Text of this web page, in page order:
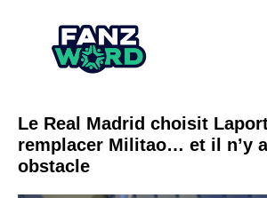
Le Real Madrid choisit
remplacer Militao… et il n’y a
obstacle